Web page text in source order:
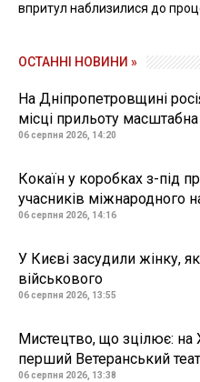
впритул наблизилися до
ОСТАННІ НОВИНИ »
На Дніпропетровщині
місці прильоту
06 серпня 2026, 14:20
Кокаїн у коробках з-під
учасників міжнародного
06 серпня 2026, 14:16
У Києві засудили жінку,
військового
06 серпня 2026, 13:55
Мистецтво, що зцілює:
перший Ветеранський
06 серпня 2026, 13:38